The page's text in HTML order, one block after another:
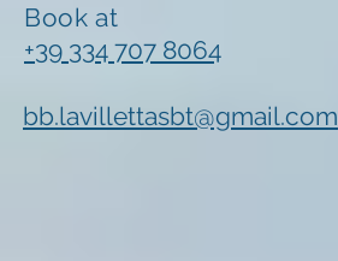
Book at
+39 334 707 8064
bb.lavillettasbt@gmail.com